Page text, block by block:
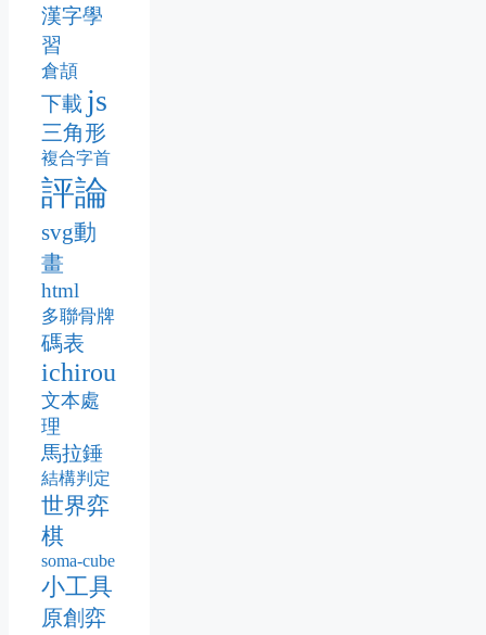
漢字學
習
倉頡
下載 js
三角形
複合字首
評論
svg動
畫
html
多聯骨牌
碼表
ichirou
文本處
理
馬拉錘
結構判定
世界弈
棋
soma-cube
小工具
原創弈